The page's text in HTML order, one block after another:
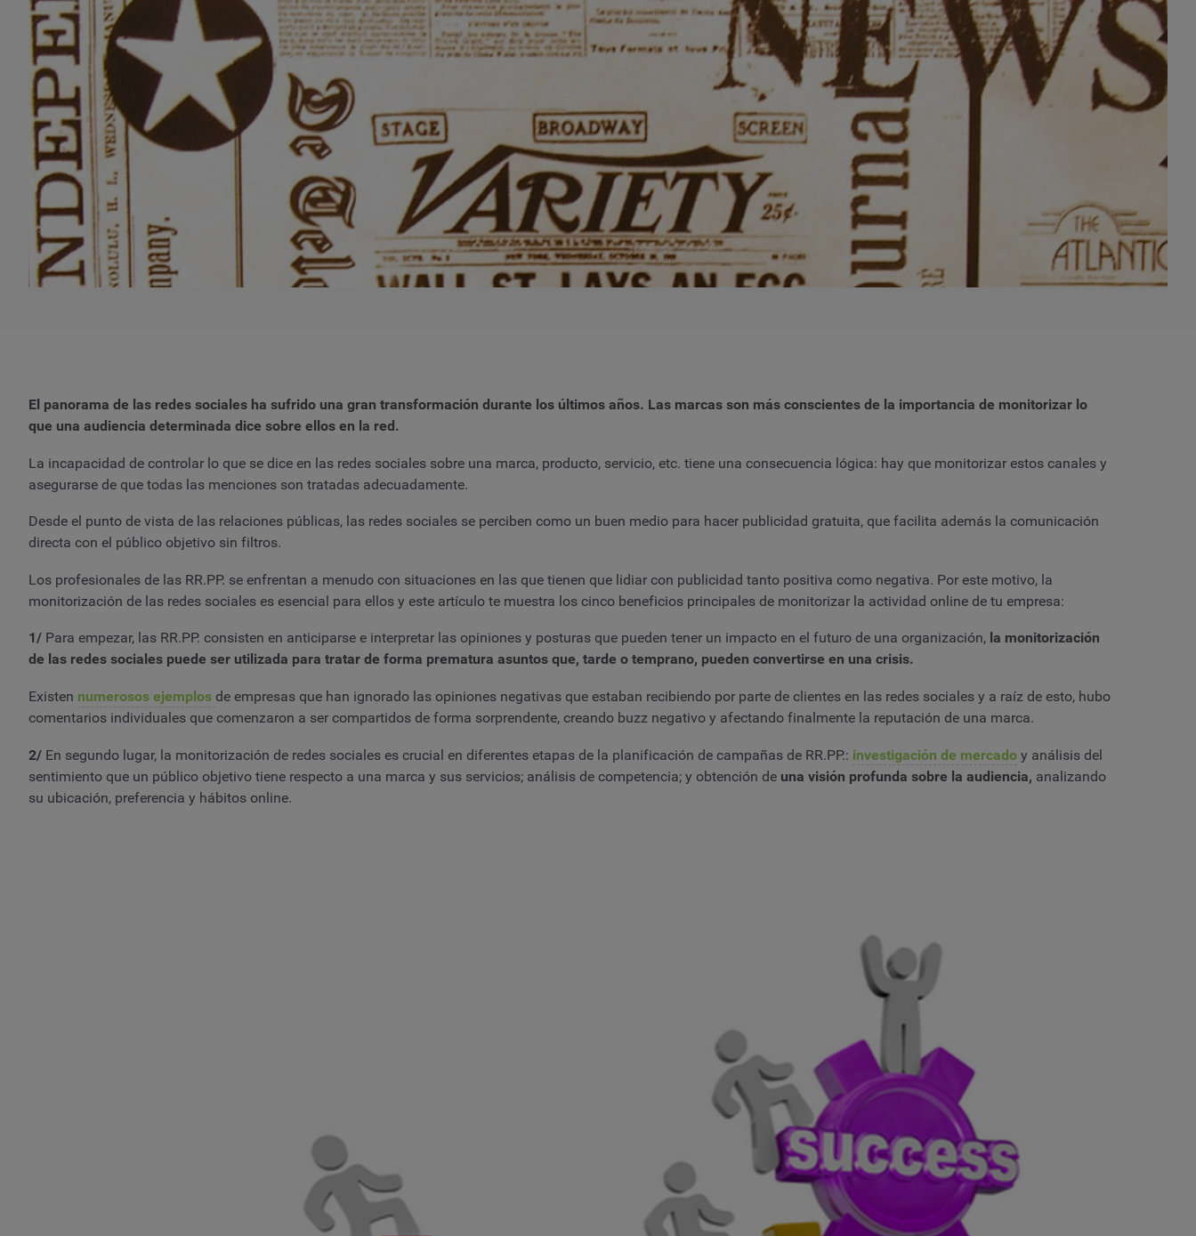
El panorama de las redes sociales ha sufrido una gran transformación durante los últimos años. Las marcas son más conscientes de la importancia de monitorizar lo
que una audiencia determinada dice sobre ellos en la red.
La incapacidad de controlar lo que se dice en las redes sociales sobre una marca, producto, servicio, etc. tiene una consecuencia lógica: hay que monitorizar estos canales y
asegurarse de que todas las menciones son tratadas adecuadamente.
Desde el punto de vista de las relaciones públicas, las redes sociales se perciben como un buen medio para hacer publicidad gratuita, que facilita además la comunicación
directa con el público objetivo sin filtros.
Los profesionales de las RR.PP. se enfrentan a menudo con situaciones en las que tienen que lidiar con publicidad tanto positiva como negativa. Por este motivo, la
monitorización de las redes sociales es esencial para ellos y este artículo te muestra los cinco beneficios principales de monitorizar la actividad online de tu empresa:
1/ Para empezar, las RR.PP. consisten en anticiparse e interpretar las opiniones y posturas que pueden tener un impacto en el futuro de una organización, la monitorización
de las redes sociales puede ser utilizada para tratar de forma prematura asuntos que, tarde o temprano, pueden convertirse en una crisis.
Existen numerosos ejemplos de empresas que han ignorado las opiniones negativas que estaban recibiendo por parte de clientes en las redes sociales y a raíz de esto, hubo
comentarios individuales que comenzaron a ser compartidos de forma sorprendente, creando buzz negativo y afectando finalmente la reputación de una marca.
2/ En segundo lugar, la monitorización de redes sociales es crucial en diferentes etapas de la planificación de campañas de RR.PP.: investigación de mercado y análisis del
sentimiento que un público objetivo tiene respecto a una marca y sus servicios; análisis de competencia; y obtención de una visión profunda sobre la audiencia, analizando
su ubicación, preferencia y hábitos online.